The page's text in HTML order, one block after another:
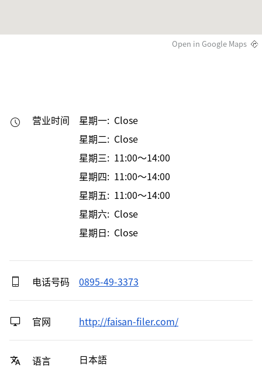
Open in Google Maps
营业时间
星期一: Close
星期二: Close
星期三: 11:00～14:00
星期四: 11:00～14:00
星期五: 11:00～14:00
星期六: Close
星期日: Close
电话号码 0895-49-3373
官网 http://faisan-filer.com/
语言 日本語